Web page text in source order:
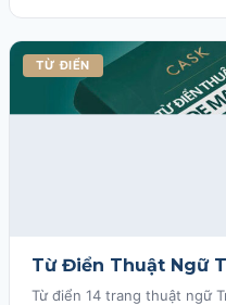
TỪ ĐIỂN
Từ Điển Thuật Ngữ
Từ điển 14 trang thuật ngữ